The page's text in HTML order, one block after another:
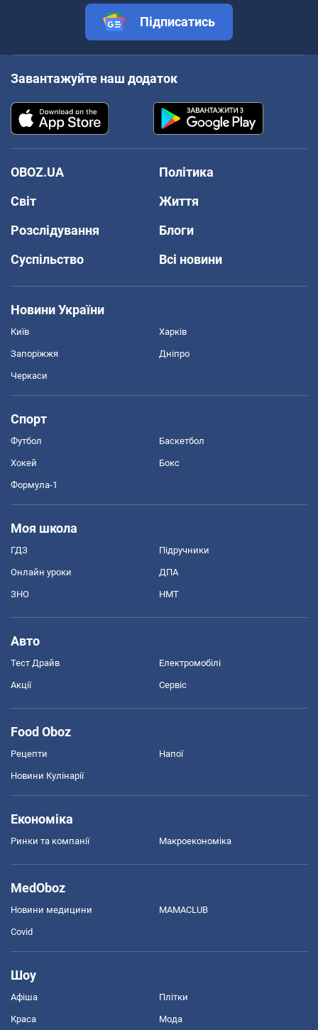
Підписатись
Завантажуйте наш додаток
OBOZ.UA
Політика
Світ
Життя
Розслідування
Блоги
Суспільство
Всі новини
Новини України
Київ Харків
Запоріжжя Дніпро
Черкаси
Спорт
Футбол Баскетбол
Хокей Бокс
Формула-1
Моя школа
ГДЗ Підручники
Онлайн уроки ДПА
ЗНО НМТ
Авто
Тест Драйв Електромобілі
Акції Сервіс
Food Oboz
Рецепти Напої
Новини Кулінарії
Економіка
Ринки та компанії Макроекономіка
MedOboz
Новини медицини MAMACLUB
Covid
Шоу
Афіша Плітки
Краса Мода